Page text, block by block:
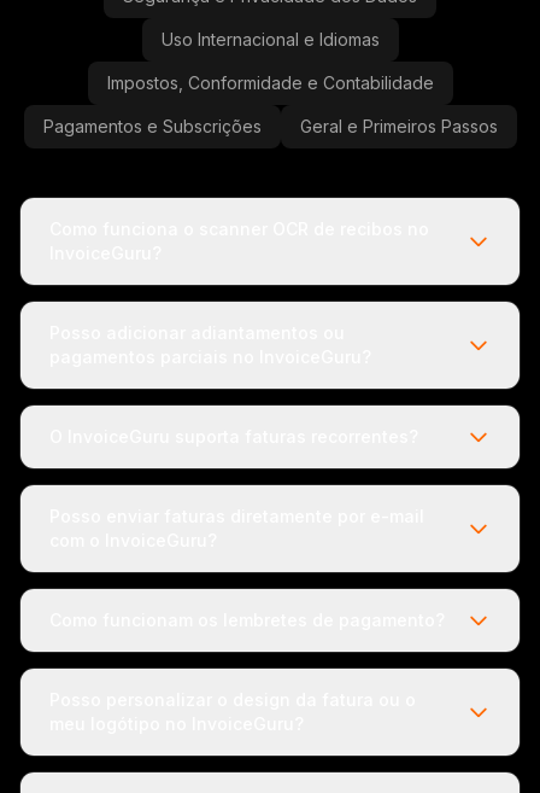
Uso Internacional e Idiomas
Impostos, Conformidade e Contabilidade
Pagamentos e Subscrições Geral e Primeiros Passos